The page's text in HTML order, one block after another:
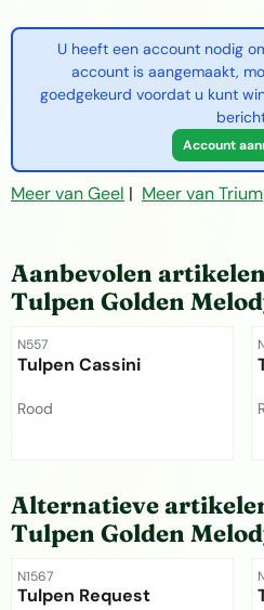
U heeft een account nodig
account is aangemaakt,
goedgekeurd voordat u kunt
Account
Meer van Geel | Meer van
Aanbevolen
Tulpen Golden
Artikelnummer
N557
Tulpen Cassini
Merk:
Rood
Alternatieve
Tulpen Golden
Artikelnummer
N1567
Tulpen Request